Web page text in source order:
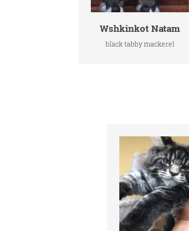
Wshkinkot Natam
black tabby mackerel